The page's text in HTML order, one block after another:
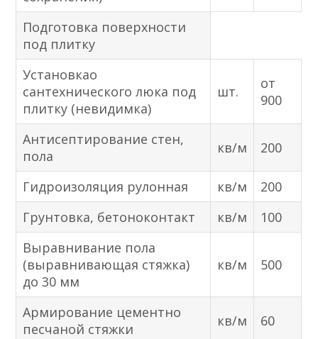
Подготовка поверхности
под плитку
Установкао
сантехнического люка под
плитку (невидимка)
шт.
от
900
Антисептирование стен,
пола
кв/м 200
Гидроизоляция рулонная кв/м
200
Грунтовка, бетоноконтакт
кв/м
100
Выравнивание пола
(выравнивающая стяжка)
до 30 мм
кв/м 500
Армирование цементно
песчаной стяжки
кв/м 60